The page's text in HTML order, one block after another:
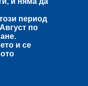
период
по
и се